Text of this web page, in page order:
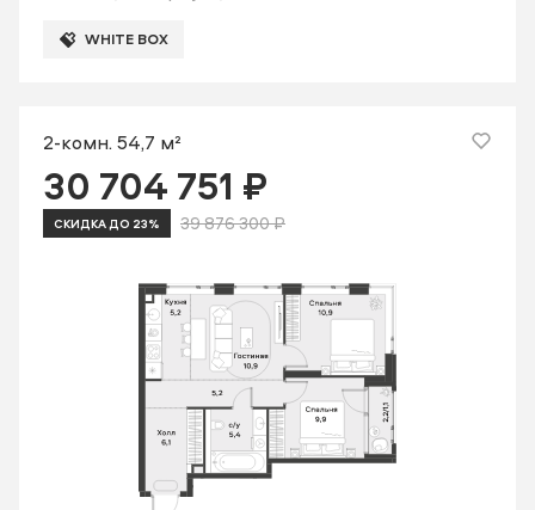
WHITE BOX
2-комн. 54,7 м²
30 704 751 ₽
СКИДКА ДО 23% 39 876 300 ₽